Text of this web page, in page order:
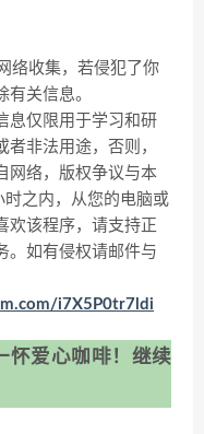
络收集，若侵犯了你
关信息。
息仅限用于学习和研
非法用途，否则，
网络，版权争议与本
之内，从您的电脑或
欢该程序，请支持正
。如有侵权请邮件与
i7X5P0tr7ldi
怀爱心咖啡！继续